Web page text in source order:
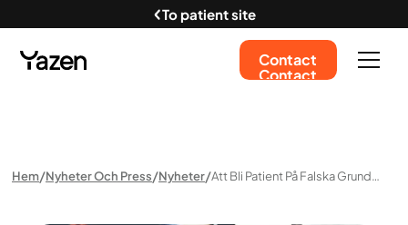
To patient site
Contact
Contact
Hem Nyheter Och Press Nyheter Att Bli Patient På Falska Grunder - Granskning I SVTs Uppdrag Granskni